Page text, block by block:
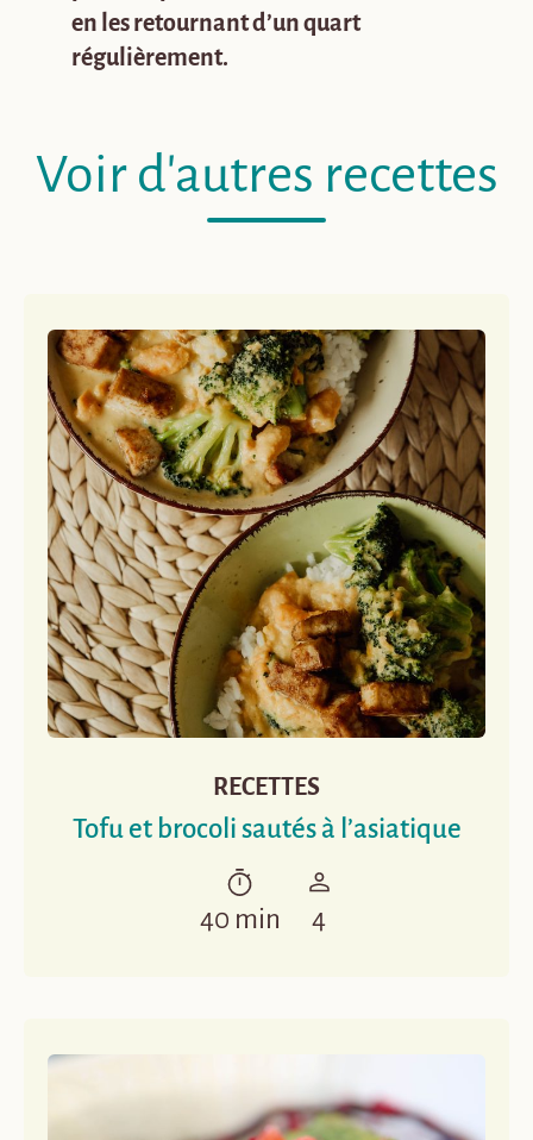
en les retournant d’un quart
régulièrement.
Voir d'autres recettes
RECETTES
Tofu et brocoli sautés à l’asiatique
40 min 4